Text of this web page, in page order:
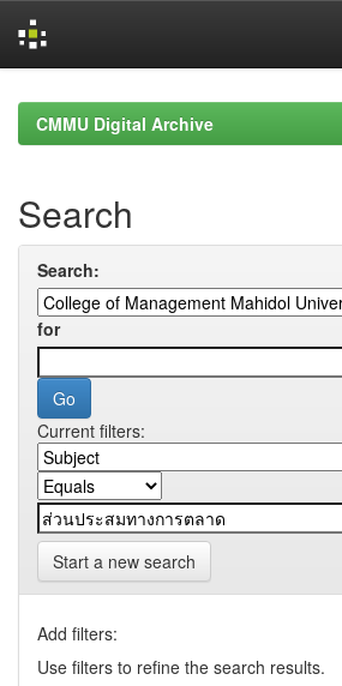
navigationCMMU Digital Archive
Search
Search:
for
Current filters:
Start a new search
Add filters:
Use filters to refine the search results.